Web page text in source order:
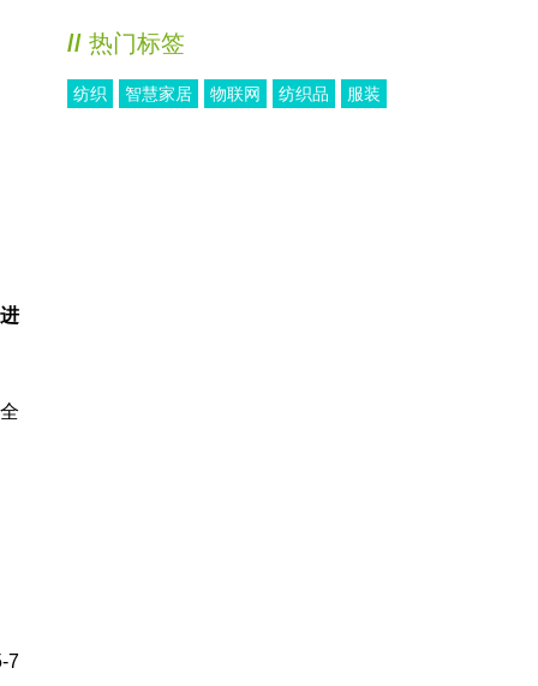
进
7
// 热门标签
纺织 智慧家居 物联网 纺织品 服装